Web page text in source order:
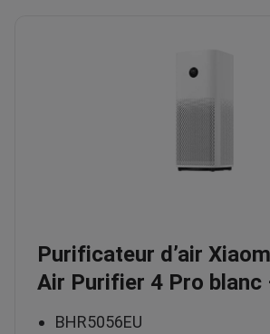
Purificateur d’air
Air Purifier 4 Pro blanc
BHR5056EU